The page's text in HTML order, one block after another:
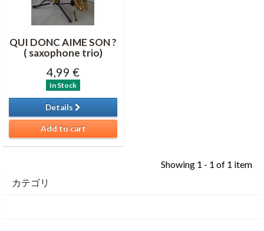
QUI DONC AIME SON ?
( saxophone trio)
4,99 €
In Stock
Details
Add to cart
Showing 1 - 1 of 1 item
カテゴリ